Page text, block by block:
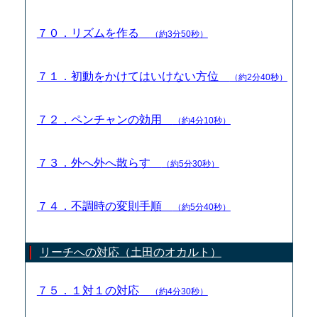
７０．リズムを作る （約3分50秒）
７１．初動をかけてはいけない方位 （約2分40秒）
７２．ペンチャンの効用 （約4分10秒）
７３．外へ外へ散らす （約5分30秒）
７４．不調時の変則手順 （約5分40秒）
リーチへの対応（土田のオカルト）
７５．１対１の対応 （約4分30秒）